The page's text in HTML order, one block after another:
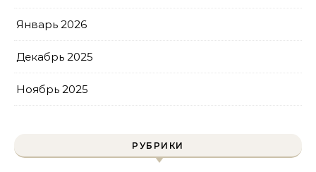
Январь 2026
Декабрь 2025
Ноябрь 2025
РУБРИКИ